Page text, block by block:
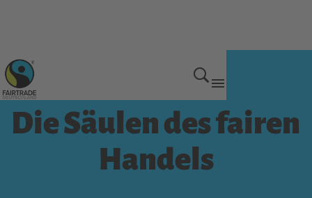
Unsere Arbeit im Überblick
Die Säulen des fairen
Handels